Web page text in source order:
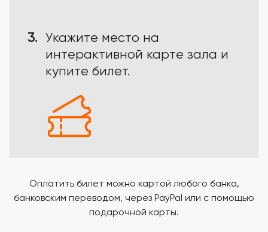
3.
Укажите место на
интерактивной карте зала и
купите билет.
Оплатить билет можно картой любого банка,
банковским переводом, через PayPal или с помощью
подарочной карты.